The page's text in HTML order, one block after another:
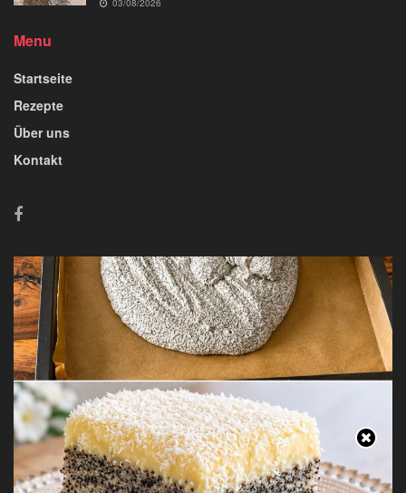
03/08/2026
Menu
Startseite
Rezepte
Über uns
Kontakt